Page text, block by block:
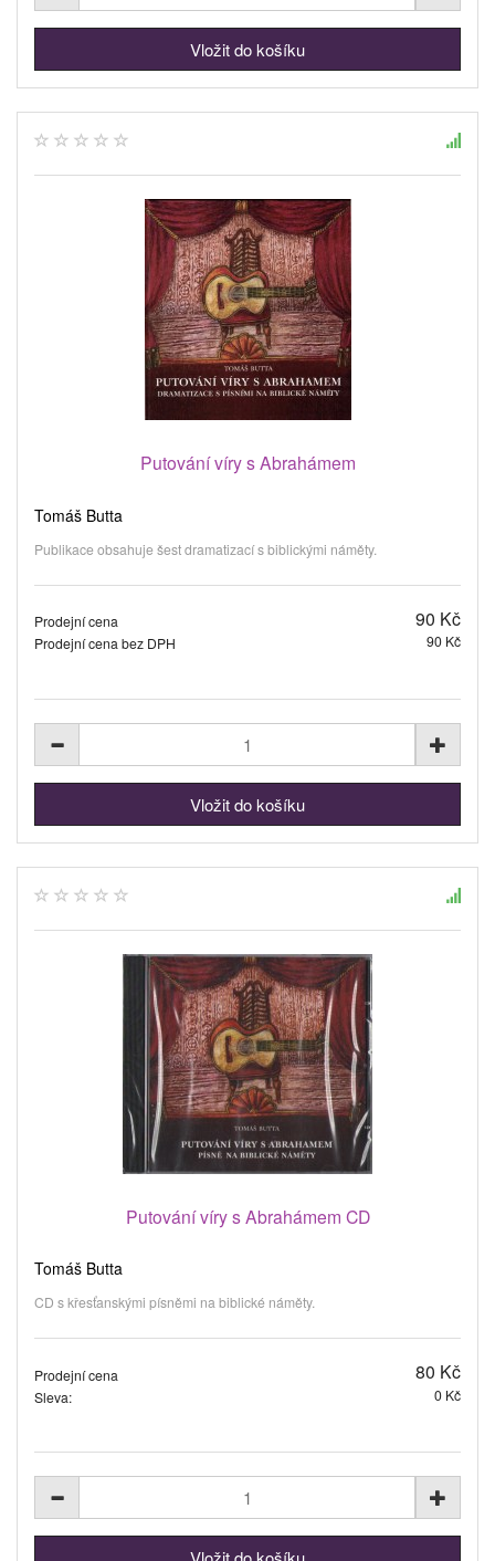
Putování víry s Abrahámem
Tomáš Butta
Publikace obsahuje šest dramatizací s biblickými náměty.
Prodejní cena 90 Kč
Prodejní cena bez DPH 90 Kč
Putování víry s Abrahámem CD
Tomáš Butta
CD s křesťanskými písněmi na biblické náměty.
Prodejní cena 80 Kč
Sleva: 0 Kč